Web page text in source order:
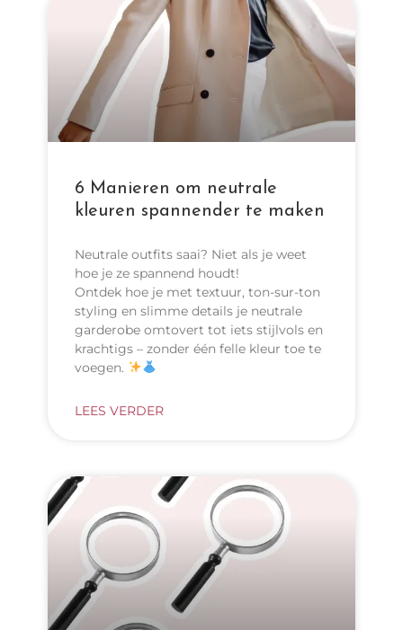
6 Manieren om neutrale
kleuren spannender te maken
Neutrale outfits saai? Niet als je weet
hoe je ze spannend houdt!
Ontdek hoe je met textuur, ton-sur-ton
styling en slimme details je neutrale
garderobe omtovert tot iets stijlvols en
krachtigs – zonder één felle kleur toe te
voegen.
LEES VERDER